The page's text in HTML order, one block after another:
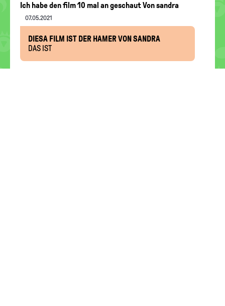
Nachrichten-
Thread
Ich habe den film 10 mal an geschaut Von sandra
07.05.2021
DIESA FILM IST DER HAMER VON SANDRA
DAS IST